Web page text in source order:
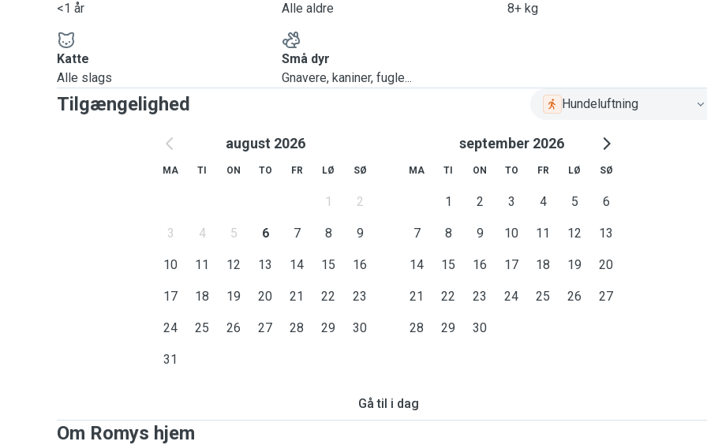
<1 år
Alle aldre
8+ kg
Katte
Alle slags
Små dyr
Gnavere, kaniner, fugle...
Tilgængelighed Hundeluftning
august 2026
MA TI ON TO FR LØ SØ
1 2
3 4 5 6 7 8 9
10 11 12 13 14 15 16
17 18 19 20 21 22 23
24 25 26 27 28 29 30
31
september 2026
MA TI ON TO FR LØ SØ
1 2 3 4 5 6
7 8 9 10 11 12 13
14 15 16 17 18 19 20
21 22 23 24 25 26 27
28 29 30
Gå til i dag
Om Romys hjem